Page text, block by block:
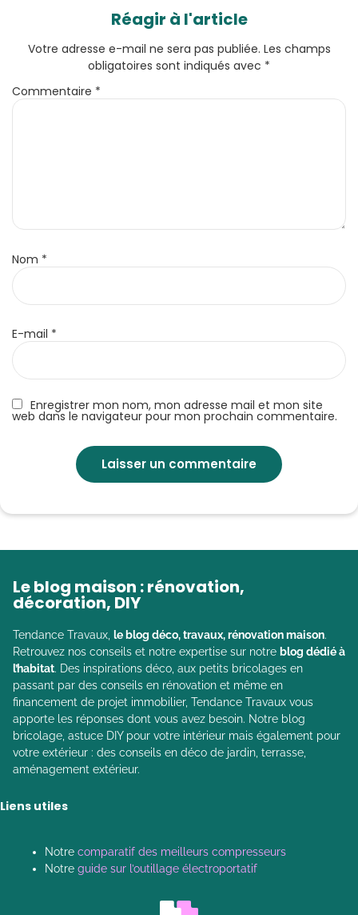
Réagir à l'article
Enregistrer mon nom, mon adresse mail et mon site
web dans le navigateur pour mon prochain commentaire.
Votre adresse e-mail ne sera pas publiée. Les champs
obligatoires sont indiqués avec *
Commentaire *
Nom *
E-mail *
Le blog maison : rénovation,
décoration, DIY
Tendance Travaux, le blog déco, travaux, rénovation maison.
Retrouvez nos conseils et notre expertise sur notre blog dédié à
l’habitat. Des inspirations déco, aux petits bricolages en
passant par des conseils en rénovation et même en
financement de projet immobilier, Tendance Travaux vous
apporte les réponses dont vous avez besoin. Notre blog
bricolage, astuce DIY pour votre intérieur mais également pour
votre extérieur : des conseils en déco de jardin, terrasse,
aménagement extérieur.
Liens utiles
Notre comparatif des meilleurs compresseurs
Notre guide sur l’outillage électroportatif